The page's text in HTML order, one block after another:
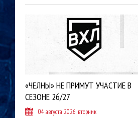
«ЧЕЛНЫ» НЕ ПРИМУТ УЧАСТИЕ В
СЕЗОНЕ 26/27
04 августа 2026, вторник